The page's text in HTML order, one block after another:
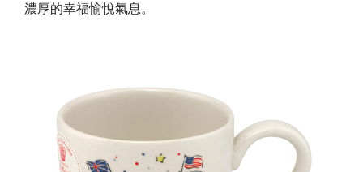
濃厚的幸福愉悅氣息。